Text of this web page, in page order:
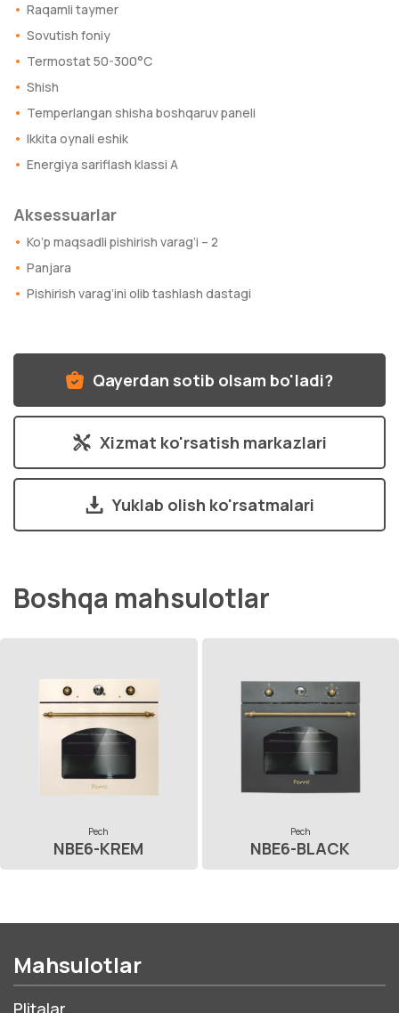
Raqamli taymer
Sovutish foniy
Termostat 50-300°C
Shish
Temperlangan shisha boshqaruv paneli
Ikkita oynali eshik
Energiya sariflash klassi A
Aksessuarlar
Ko’p maqsadli pishirish varag’i – 2
Panjara
Pishirish varag’ini olib tashlash dastagi
Qayerdan sotib olsam bo'ladi?
Xizmat ko'rsatish markazlari
Yuklab olish ko'rsatmalari
Boshqa mahsulotlar
Pech
NBE6-KREM
Pech
NBE6-BLACK
Mahsulotlar
Plitalar